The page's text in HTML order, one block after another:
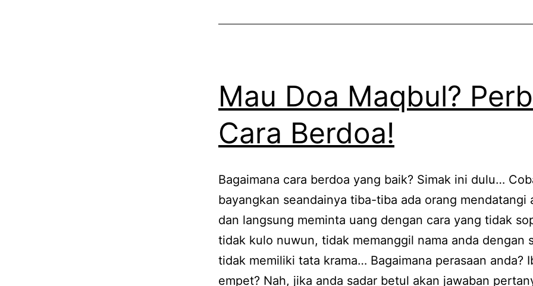
Mau Doa Maqbul?
Cara Berdoa!
Bagaimana cara berdoa yang baik? Simak ini dulu…
bayangkan seandainya tiba-tiba ada orang mendatangi
dan langsung meminta uang dengan cara yang tidak
tidak kulo nuwun, tidak memanggil nama anda dengan
tidak memiliki tata krama… Bagaimana perasaan anda?
empet? Nah, jika anda sadar betul akan jawaban